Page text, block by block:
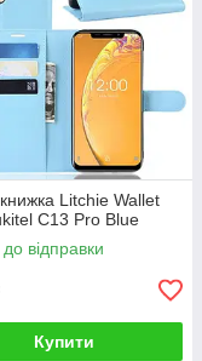
Litchie Wallet
C13 Pro Blue
відправки
Купити